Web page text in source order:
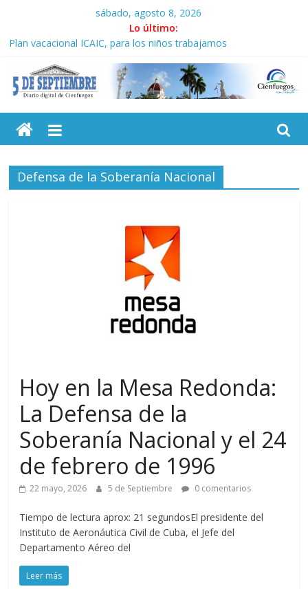
contenido
sábado, agosto 8, 2026
Lo último:
Plan vacacional ICAIC, para los niños trabajamos
Recorrió Díaz-Canel Empresa Eléctrica de La Habana y otras
instalaciones
Fidel, la Feria del Libro y el legado editorial cubano
Sudáfrica
5
Septiembre
Diario
Defensa de la Soberanía Nacional
Hoy en la Mesa Redonda:
La Defensa de la
Soberanía Nacional y el 24
de febrero de 1996
22 mayo, 2026 5 de Septiembre 0 comentarios
Tiempo de lectura aprox: 21 segundosEl presidente del
Instituto de Aeronáutica Civil de Cuba, el Jefe del
Departamento Aéreo del
Leer más